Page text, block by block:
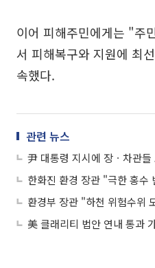
이어 피해주민에게는 "주
서 피해복구와 지원에 최
속했다.
관련 뉴스
尹 대통령 지시에 장ㆍ차관
환경부 장관 "하천 위험수위